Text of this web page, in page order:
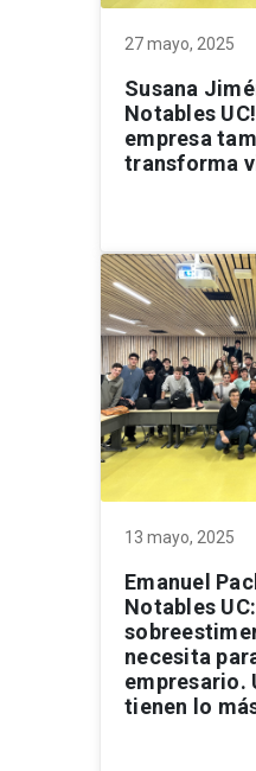
27 mayo, 2025
Susana
Notables
empresa
transforma
13 mayo, 2025
Emanuel
Notables
necesita
empresario.
tienen lo